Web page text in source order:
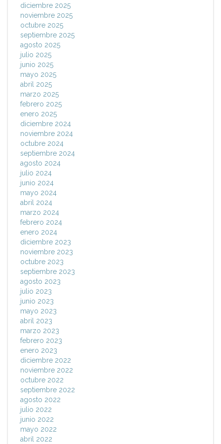
diciembre 2025
noviembre 2025
octubre 2025
septiembre 2025
agosto 2025
julio 2025
junio 2025
mayo 2025
abril 2025
marzo 2025
febrero 2025
enero 2025
diciembre 2024
noviembre 2024
octubre 2024
septiembre 2024
agosto 2024
julio 2024
junio 2024
mayo 2024
abril 2024
marzo 2024
febrero 2024
enero 2024
diciembre 2023
noviembre 2023
octubre 2023
septiembre 2023
agosto 2023
julio 2023
junio 2023
mayo 2023
abril 2023
marzo 2023
febrero 2023
enero 2023
diciembre 2022
noviembre 2022
octubre 2022
septiembre 2022
agosto 2022
julio 2022
junio 2022
mayo 2022
abril 2022